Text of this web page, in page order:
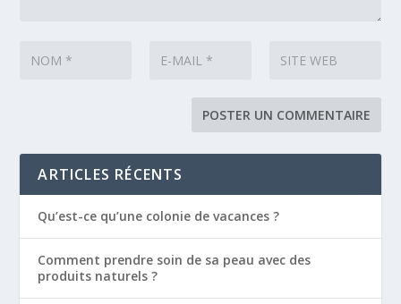
ARTICLES RÉCENTS
Qu’est-ce qu’une colonie de vacances ?
Comment prendre soin de sa peau avec des
produits naturels ?